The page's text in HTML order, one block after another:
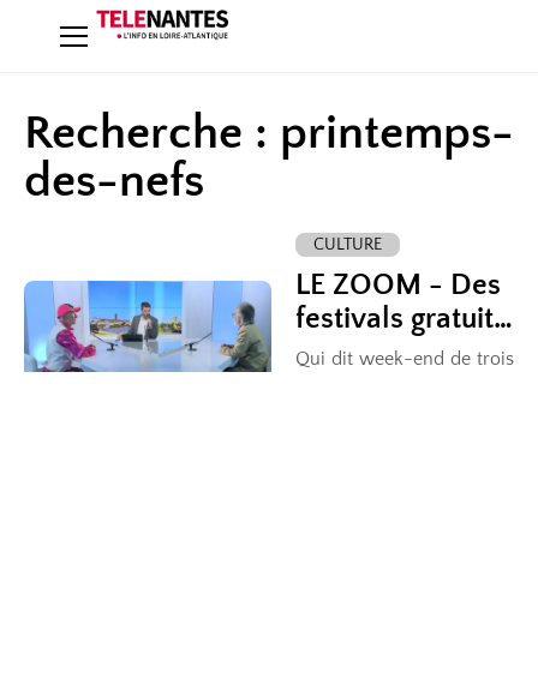
Recherche : printemps-
des-nefs